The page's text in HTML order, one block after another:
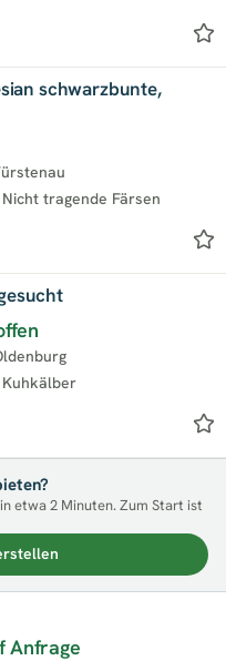
schwarzbunte,
Nicht tragende Färsen
Kuhkälber
etwa 2 Minuten. Zum Start ist
Anfrage